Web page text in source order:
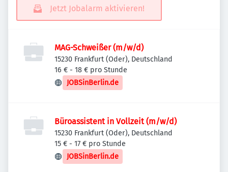
Jetzt Jobalarm aktivieren!
MAG-Schweißer (m/w/d)
15230 Frankfurt (Oder), Deutschland
16 € - 18 € pro Stunde
JOBSinBerlin.de
Büroassistent in Vollzeit (m/w/d)
15230 Frankfurt (Oder), Deutschland
15 € - 17 € pro Stunde
JOBSinBerlin.de